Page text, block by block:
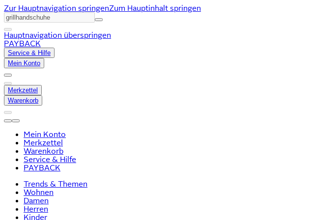
Zur Hauptnavigation springenZum Hauptinhalt springen
Hauptnavigation überspringen
PAYBACK
Service & Hilfe
Mein Konto
Merkzettel
Warenkorb
Mein Konto
Merkzettel
Warenkorb
Service & Hilfe
PAYBACK
Trends & Themen
Wohnen
Damen
Herren
Kinder